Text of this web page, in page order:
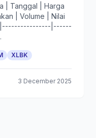
| Tanggal | Harga
| Volume | Nilai
|----------------|------
XLBK
3 December 2025